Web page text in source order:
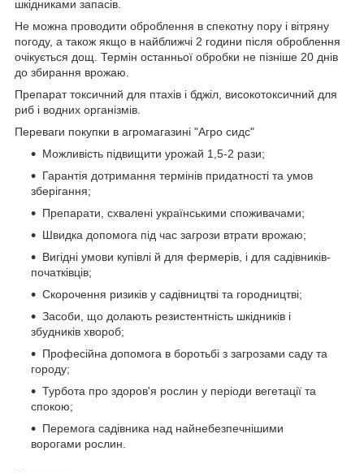
шкідниками запасів.
Не можна проводити оброблення в спекотну пору і вітряну
погоду, а також якщо в найближчі 2 години після оброблення
очікується дощ. Термін останньої обробки не пізніше 20 днів
до збирання врожаю.
Препарат токсичний для птахів і бджіл, високотоксичний для
риб і водних організмів.
Переваги покупки в агромагазині "Агро сидс"
Можливість підвищити урожай 1,5-2 рази;
Гарантія дотримання термінів придатності та умов
зберігання;
Препарати, схвалені українськими споживачами;
Швидка допомога під час загрози втрати врожаю;
Вигідні умови купівлі й для фермерів, і для садівників-
початківців;
Скорочення ризиків у садівництві та городництві;
Засоби, що долають резистентність шкідників і
збудників хвороб;
Професійна допомога в боротьбі з загрозами саду та
городу;
Турбота про здоров'я рослин у періоди вегетації та
спокою;
Перемога садівника над найнебезпечнішими
ворогами рослин.